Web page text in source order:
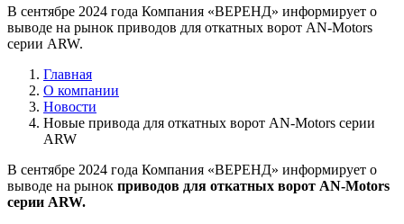
В сентябре 2024 года Компания «ВЕРЕНД» информирует о
выводе на рынок приводов для откатных ворот AN-Motors
серии ARW.
Главная
О компании
Новости
Новые привода для откатных ворот AN-Motors серии
ARW
В сентябре 2024 года Компания «ВЕРЕНД» информирует о
выводе на рынок приводов для откатных ворот AN-Motors
серии ARW.